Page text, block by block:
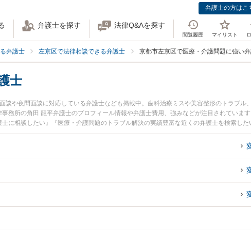
弁護士の方はこ
弁護士を探す 法律Q&Aを探す
閲覧履歴 マイリスト
弁護士 左京区で法律相談できる弁護士 京都市左京区で医療・介護問題に強い
士
や夜間面談に対応している弁護士なども掲載中。歯科治療ミスや美容整形のトラブル
務所の角田 龍平弁護士のプロフィール情報や弁護士費用、強みなどが注目されています
に相談したい』『医療・介護問題のトラブル解決の実績豊富な近くの弁護士を検索した
約したい』などでお困りの相談者さんにおすすめです。